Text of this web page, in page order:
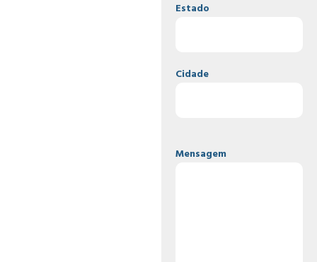
Estado
Cidade
Mensagem